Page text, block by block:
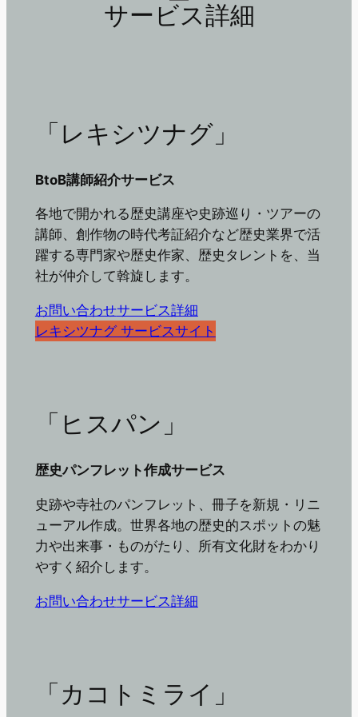
サービス詳細
「レキシツナグ」
BtoB講師紹介サービス
各地で開かれる歴史講座や史跡巡り・ツアーの
講師、創作物の時代考証紹介など歴史業界で活
躍する専門家や歴史作家、歴史タレントを、当
社が仲介して斡旋します。
お問い合わせサービス詳細
レキシツナグ サービスサイト
「ヒスパン」
歴史パンフレット作成サービス
史跡や寺社のパンフレット、冊子を新規・リニ
ューアル作成。世界各地の歴史的スポットの魅
力や出来事・ものがたり、所有文化財をわかり
やすく紹介します。
お問い合わせサービス詳細
「カコトミライ」